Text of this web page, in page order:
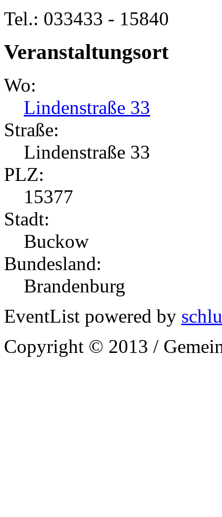
Tel.: 033433 - 15840
Veranstaltungsort
Wo:
Lindenstraße 33
Straße:
Lindenstraße 33
PLZ:
15377
Stadt:
Buckow
Bundesland:
Brandenburg
EventList powered by
Copyright © 2013 /